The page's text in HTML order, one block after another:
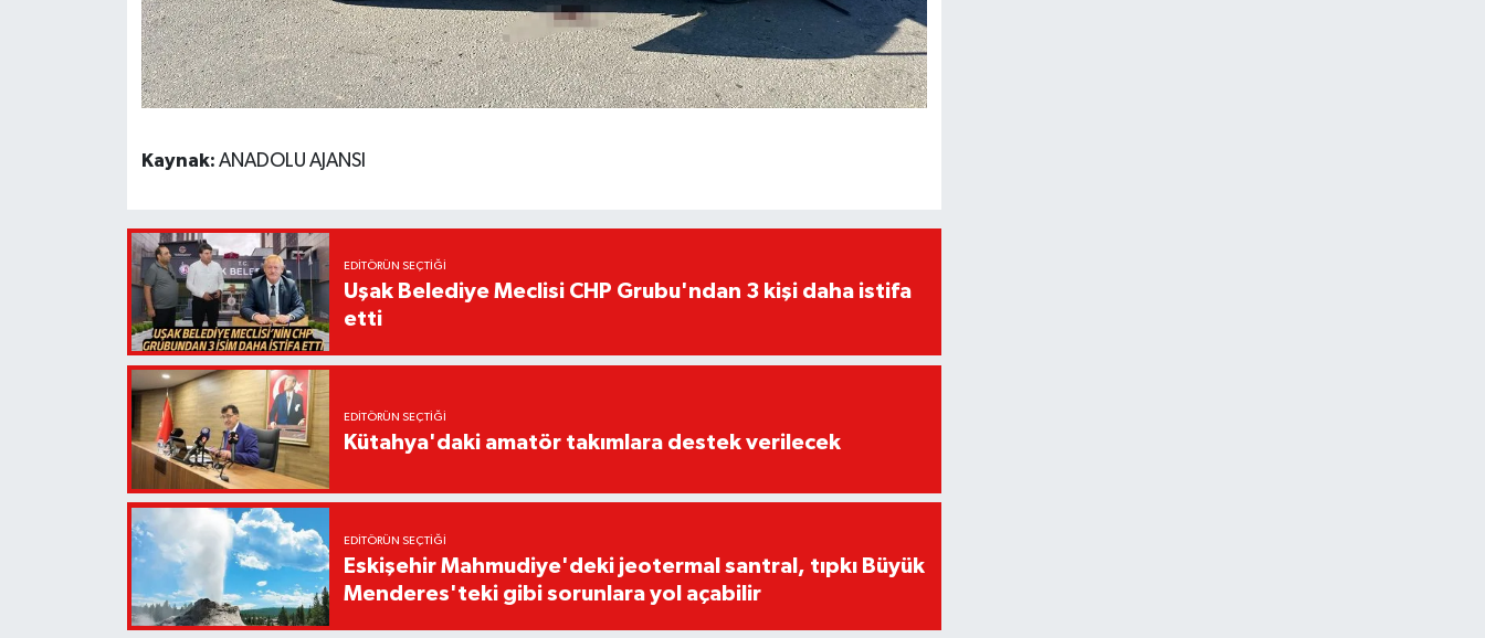
Kaynak: ANADOLU AJANSI
EDITÖRÜN SEÇTIĞI
Uşak Belediye Meclisi CHP Grubu'ndan 3 kişi daha istifa
etti
EDITÖRÜN SEÇTIĞI
Kütahya'daki amatör takımlara destek verilecek
EDITÖRÜN SEÇTIĞI
Eskişehir Mahmudiye'deki jeotermal santral, tıpkı Büyük
Menderes'teki gibi sorunlara yol açabilir